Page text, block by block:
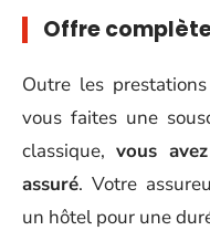
Offre
Outre les
vous faites une
classique,vous
assuré. Votre
un hôtel pour une